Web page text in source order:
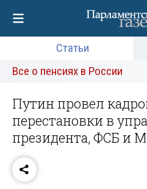
Статьи
Все о пенсиях в России
Путин провел
перестановки в
президента, ФСБ и